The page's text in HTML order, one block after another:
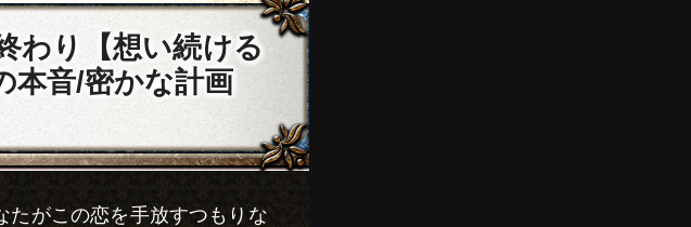
わり【想い続ける
本音/密かな計画
がこの恋を手放すつもりな